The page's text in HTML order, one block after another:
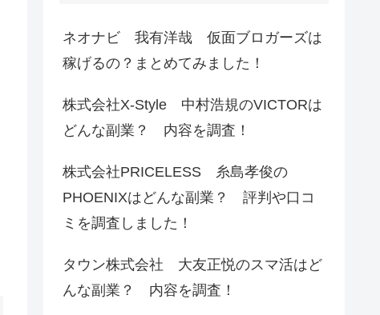
ネオナビ 我有洋哉 仮面ブロガーズは
稼げるの？まとめてみました！
株式会社X-Style 中村浩規のVICTORは
どんな副業？ 内容を調査！
株式会社PRICELESS 糸島孝俊の
PHOENIXはどんな副業？ 評判や口コ
ミを調査しました！
タウン株式会社 大友正悦のスマ活はど
んな副業？ 内容を調査！